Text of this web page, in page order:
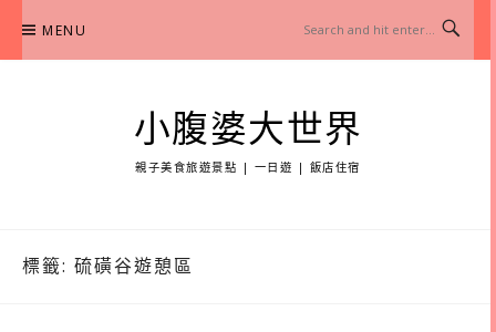
content
MENU
小腹婆大世界
親子美食旅遊景點 | 一日遊 | 飯店住宿
標籤: 硫磺谷遊憩區